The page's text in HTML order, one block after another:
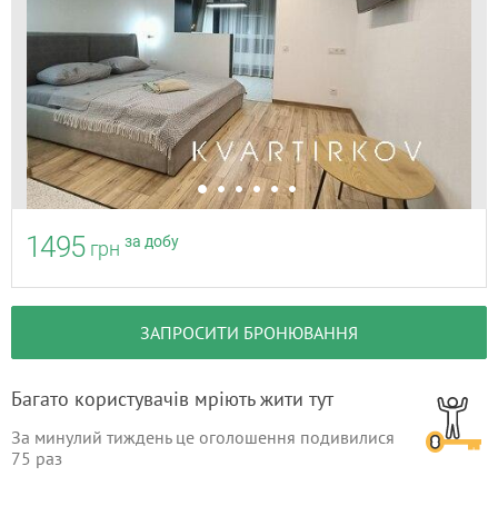
1495 грн за добу
ЗАПРОСИТИ БРОНЮВАННЯ
Багато користувачів мріють жити тут
За минулий тиждень це оголошення подивилися
75 раз